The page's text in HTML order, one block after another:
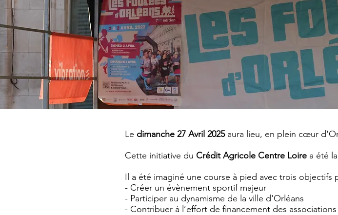
Le dimanche 27 Avril 2025aura lieu, en plein cœur
Cette initiative du Crédit Agricole Centre Loire a été
Il a été imaginé une course à pied avec trois objectifs
- Créer un évènement sportif majeur
- Participer au dynamisme de la ville d'Orléans
- Contribuer à l’effort de financement des